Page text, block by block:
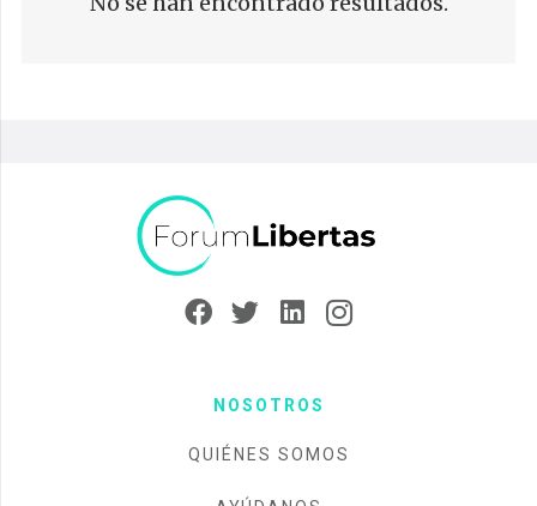
NOSOTROS
QUIÉNES SOMOS